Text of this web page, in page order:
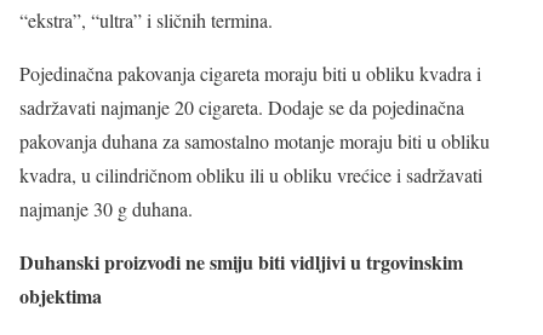
“ekstra”, “ultra” i sličnih termina.
Pojedinačna pakovanja cigareta moraju biti u obliku kvadra i
sadržavati najmanje 20 cigareta. Dodaje se da pojedinačna
pakovanja duhana za samostalno motanje moraju biti u obliku
kvadra, u cilindričnom obliku ili u obliku vrećice i sadržavati
najmanje 30 g duhana.
Duhanski proizvodi ne smiju biti vidljivi u trgovinskim
objektima